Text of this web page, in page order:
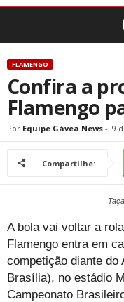
FLAMENGO
Confira a
Flamengo
Por Equipe Gávea News - 9
Compartilhe:
A bola vai voltar a
Flamengo entra em
competição diante do
Brasília), no estádio
Campeonato